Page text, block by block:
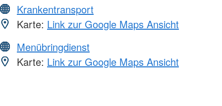
Krankentransport
Karte: Link zur Google Maps Ansicht
Menübringdienst
Karte: Link zur Google Maps Ansicht